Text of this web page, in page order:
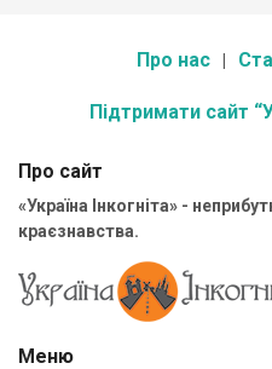
Про нас
Підтримати сайт
Про сайт
«Україна Інкогніта» -
краєзнавства.
Меню